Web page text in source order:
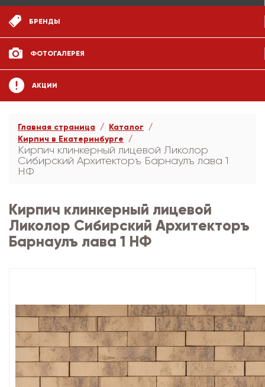
БРЕНДЫ
ФОТОГАЛЕРЕЯ
АКЦИИ
Главная страница
Каталог
Кирпич в Екатеринбурге
Кирпич клинкерный лицевой Ликолор
Сибирский Архитекторъ Барнаулъ лава 1
НФ
Кирпич клинкерный лицевой
Ликолор Сибирский Архитекторъ
Барнаулъ лава 1 НФ